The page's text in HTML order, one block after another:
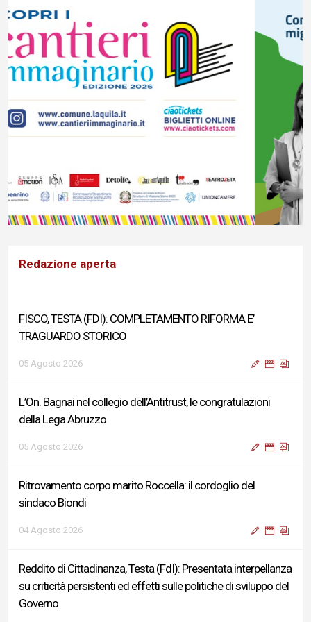
Redazione aperta
FISCO, TESTA (FDI): COMPLETAMENTO RIFORMA E’
TRAGUARDO STORICO
05 Agosto 2026
L’On. Bagnai nel collegio dell’Antitrust, le congratulazioni
della Lega Abruzzo
05 Agosto 2026
Ritrovamento corpo marito Roccella: il cordoglio del
sindaco Biondi
04 Agosto 2026
Reddito di Cittadinanza, Testa (FdI): Presentata interpellanza
su criticità persistenti ed effetti sulle politiche di sviluppo del
Governo